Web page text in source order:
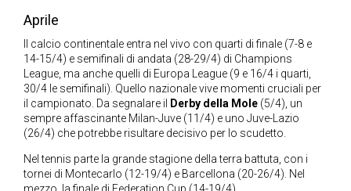
Aprile
Il calcio continentale entra nel vivo con quarti di finale (7-8 e
14-15/4) e semifinali di andata (28-29/4) di Champions
League, ma anche quelli di Europa League (9 e 16/4 i quarti,
30/4 le semifinali). Quello nazionale vive momenti cruciali per
il campionato. Da segnalare il
Derby della Mole (5/4), un
sempre affascinante Milan-Juve (11/4) e uno Juve-Lazio
(26/4) che potrebbe risultare decisivo per lo scudetto.
Nel tennis parte la grande stagione della terra battuta, con i
tornei di Montecarlo (12-19/4) e Barcellona (20-26/4). Nel